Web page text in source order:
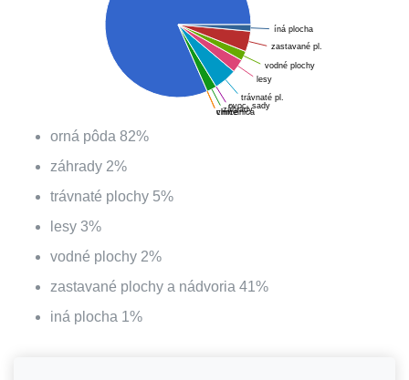
chmelnica
vinice
záhrady
ovoc. sady
trávnaté pl.
lesy
vodné plochy
zastavané pl.
íná plocha
orná pôda 82%
záhrady 2%
trávnaté plochy 5%
lesy 3%
vodné plochy 2%
zastavané plochy a nádvoria 41%
iná plocha 1%